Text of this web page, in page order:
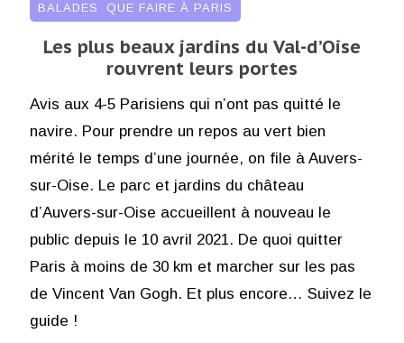
BALADES QUE FAIRE À PARIS
Les plus beaux jardins du Val-d’Oise
rouvrent leurs portes
Avis aux 4-5 Parisiens qui n’ont pas quitté le
navire. Pour prendre un repos au vert bien
mérité le temps d’une journée, on file à Auvers-
sur-Oise. Le parc et jardins du château
d’Auvers-sur-Oise accueillent à nouveau le
public depuis le 10 avril 2021. De quoi quitter
Paris à moins de 30 km et marcher sur les pas
de Vincent Van Gogh. Et plus encore… Suivez le
guide !